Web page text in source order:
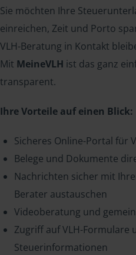
Sie möchten Ihre
einreichen, Zeit und Porto
VLH-Beratung in Kontakt
Mit MeineVLH ist das ganz
transparent.
Ihre Vorteile auf einen Blick:
Sicheres Online-Portal für
Belege und Dokumente
Nachrichten sicher mit
Berater austauschen
Videoberatung und
Zugriff auf VLH-Formulare
Steuerinformationen